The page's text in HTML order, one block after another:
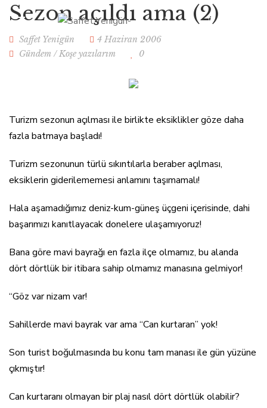
Sezon açıldı ama (2)
Saffet Yenigün
4 Haziran 2006
Gündem /Koşe yazılarım 0
Turizm sezonun açılması ile birlikte eksiklikler göze daha
fazla batmaya başladı!
Turizm sezonunun türlü sıkıntılarla beraber açılması,
eksiklerin giderilememesi anlamını taşımamalı!
Hala aşamadığımız deniz-kum-güneş üçgeni içerisinde, dahi
başarımızı kanıtlayacak donelere ulaşamıyoruz!
Bana göre mavi bayrağı en fazla ilçe olmamız, bu alanda
dört dörtlük bir itibara sahip olmamız manasına gelmiyor!
“Göz var nizam var!
Sahillerde mavi bayrak var ama “Can kurtaran” yok!
Son turist boğulmasında bu konu tam manası ile gün yüzüne
çıkmıştır!
Can kurtaranı olmayan bir plaj nasıl dört dörtlük olabilir?